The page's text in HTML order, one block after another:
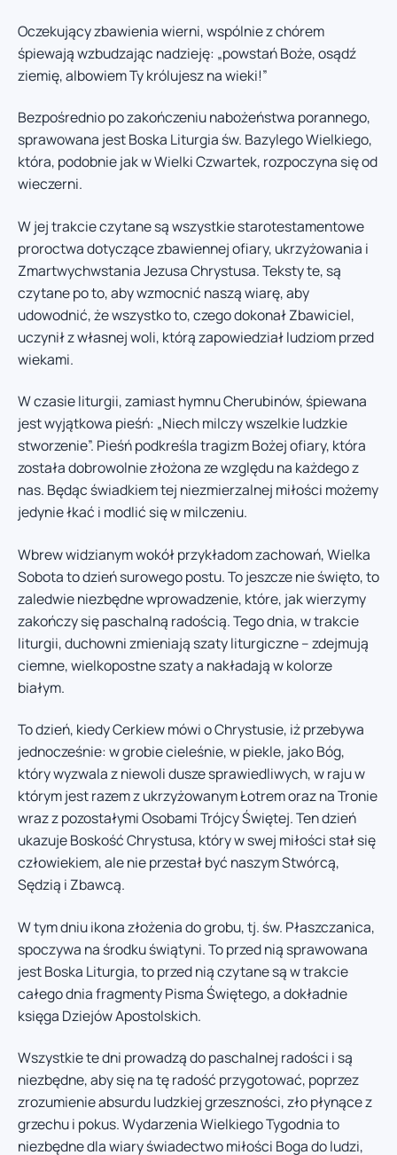
Oczekujący zbawienia wierni, wspólnie z chórem
śpiewają wzbudzając nadzieję: „powstań Boże, osądź
ziemię, albowiem Ty królujesz na wieki!”
Bezpośrednio po zakończeniu nabożeństwa porannego,
sprawowana jest Boska Liturgia św. Bazylego Wielkiego,
która, podobnie jak w Wielki Czwartek, rozpoczyna się od
wieczerni.
W jej trakcie czytane są wszystkie starotestamentowe
proroctwa dotyczące zbawiennej ofiary, ukrzyżowania i
Zmartwychwstania Jezusa Chrystusa. Teksty te, są
czytane po to, aby wzmocnić naszą wiarę, aby
udowodnić, że wszystko to, czego dokonał Zbawiciel,
uczynił z własnej woli, którą zapowiedział ludziom przed
wiekami.
W czasie liturgii, zamiast hymnu Cherubinów, śpiewana
jest wyjątkowa pieśń: „Niech milczy wszelkie ludzkie
stworzenie”. Pieśń podkreśla tragizm Bożej ofiary, która
została dobrowolnie złożona ze względu na każdego z
nas. Będąc świadkiem tej niezmierzalnej miłości możemy
jedynie łkać i modlić się w milczeniu.
Wbrew widzianym wokół przykładom zachowań, Wielka
Sobota to dzień surowego postu. To jeszcze nie święto, to
zaledwie niezbędne wprowadzenie, które, jak wierzymy
zakończy się paschalną radością. Tego dnia, w trakcie
liturgii, duchowni zmieniają szaty liturgiczne – zdejmują
ciemne, wielkopostne szaty a nakładają w kolorze
białym.
To dzień, kiedy Cerkiew mówi o Chrystusie, iż przebywa
jednocześnie: w grobie cieleśnie, w piekle, jako Bóg,
który wyzwala z niewoli dusze sprawiedliwych, w raju w
którym jest razem z ukrzyżowanym Łotrem oraz na Tronie
wraz z pozostałymi Osobami Trójcy Świętej. Ten dzień
ukazuje Boskość Chrystusa, który w swej miłości stał się
człowiekiem, ale nie przestał być naszym Stwórcą,
Sędzią i Zbawcą.
W tym dniu ikona złożenia do grobu, tj. św. Płaszczanica,
spoczywa na środku świątyni. To przed nią sprawowana
jest Boska Liturgia, to przed nią czytane są w trakcie
całego dnia fragmenty Pisma Świętego, a dokładnie
księga Dziejów Apostolskich.
Wszystkie te dni prowadzą do paschalnej radości i są
niezbędne, aby się na tę radość przygotować, poprzez
zrozumienie absurdu ludzkiej grzeszności, zło płynące z
grzechu i pokus. Wydarzenia Wielkiego Tygodnia to
niezbędne dla wiary świadectwo miłości Boga do ludzi,